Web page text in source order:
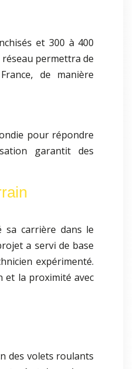
et 300 à 400
réseau permettra de
de manière
pour répondre
garantit des
sa carrière dans le
a servi de base
expérimenté.
et la proximité avec
des volets roulants